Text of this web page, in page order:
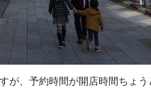
、予約時間が開店時間ちょ